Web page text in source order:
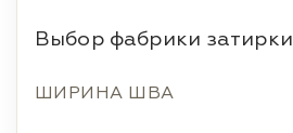
Выбор фабрики затирки
ШИРИНА ШВА